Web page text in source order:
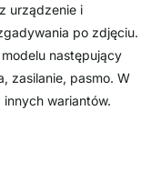
urządzenie i
po zdjęciu.
następujący
zasilanie, pasmo. W
wariantów.